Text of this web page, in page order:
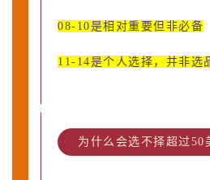
08-10是相对重要但非必备
11-14是个人选择，并非选
为什么会选不择超过50